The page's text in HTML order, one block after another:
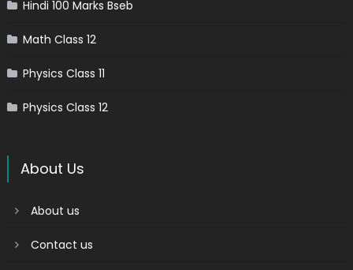
Hindi 100 Marks Bseb
Math Class 12
Physics Class 11
Physics Class 12
About Us
About us
Contact us